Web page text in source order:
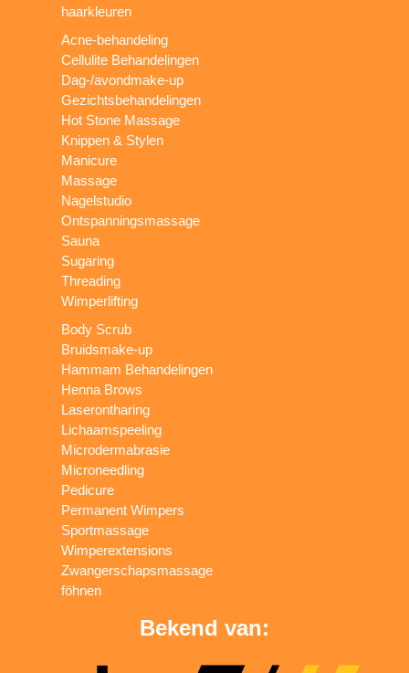
haarkleuren
Acne-behandeling
Cellulite Behandelingen
Dag-/avondmake-up
Gezichtsbehandelingen
Hot Stone Massage
Knippen & Stylen
Manicure
Massage
Nagelstudio
Ontspanningsmassage
Sauna
Sugaring
Threading
Wimperlifting
Body Scrub
Bruidsmake-up
Hammam Behandelingen
Henna Brows
Laserontharing
Lichaamspeeling
Microdermabrasie
Microneedling
Pedicure
Permanent Wimpers
Sportmassage
Wimperextensions
Zwangerschapsmassage
föhnen
Bekend van: